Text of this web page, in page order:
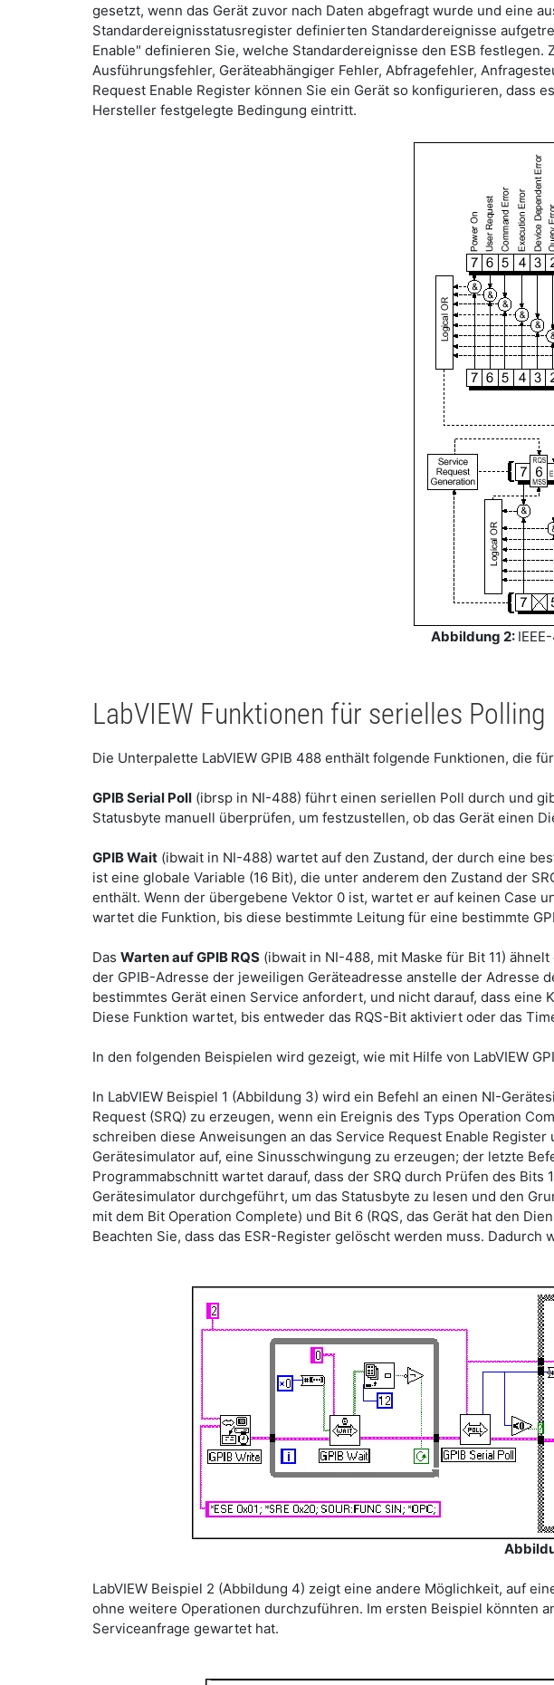
gesetzt, wenn das Gerät zuvor nach Daten abgefragt wurde und eine
Standardereignisstatusregister definierten Standardereignisse
Enable" definieren Sie, welche Standardereignisse den ESB
Ausführungsfehler, Geräteabhängiger Fehler, Abfragefehler,
Request Enable Register können Sie ein Gerät so konfigurieren, dass
Hersteller festgelegte Bedingung eintritt.
Abbildung 2:
LabVIEW Funktionen für serielles Polling
Die Unterpalette LabVIEW GPIB 488 enthält folgende Funktionen, die
GPIB Serial Poll (ibrsp in NI-488) führt einen seriellen Poll durch und
Statusbyte manuell überprüfen, um festzustellen, ob das Gerät einen
GPIB Wait (ibwait in NI-488) wartet auf den Zustand, der durch eine
ist eine globale Variable (16 Bit), die unter anderem den Zustand der
enthält. Wenn der übergebene Vektor 0 ist, wartet er auf keinen Case
wartet die Funktion, bis diese bestimmte Leitung für eine bestimmte
Das Warten auf GPIB RQS (ibwait in NI-488, mit Maske für Bit 11)
der GPIB-Adresse der jeweiligen Geräteadresse anstelle der Adresse
bestimmtes Gerät einen Service anfordert, und nicht darauf, dass
Diese Funktion wartet, bis entweder das RQS-Bit aktiviert oder das
In den folgenden Beispielen wird gezeigt, wie mit Hilfe von LabVIEW
In LabVIEW Beispiel 1 (Abbildung 3) wird ein Befehl an einen NI-
Request (SRQ) zu erzeugen, wenn ein Ereignis des Typs Operation
schreiben diese Anweisungen an das Service Request Enable
Gerätesimulator auf, eine Sinusschwingung zu erzeugen; der letzte
Programmabschnitt wartet darauf, dass der SRQ durch Prüfen des
Gerätesimulator durchgeführt, um das Statusbyte zu lesen und den
mit dem Bit Operation Complete) und Bit 6 (RQS, das Gerät hat den
Beachten Sie, dass das ESR-Register gelöscht werden muss.
LabVIEW Beispiel 2 (Abbildung 4) zeigt eine andere Möglichkeit, auf
ohne weitere Operationen durchzuführen. Im ersten Beispiel könnten
Serviceanfrage gewartet hat.